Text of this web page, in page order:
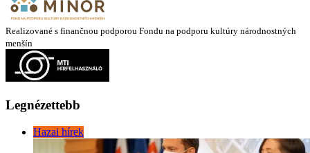
Realizované s finančnou podporou Fondu na podporu kultúry národnostných
menšín
Legnézettebb
Hazai hírek